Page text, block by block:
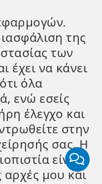
της
των
έχει να κάνει
όλα
ενώ εσείς
έλεγχο και
στην
σας. Η
είναι
αρχές μου και